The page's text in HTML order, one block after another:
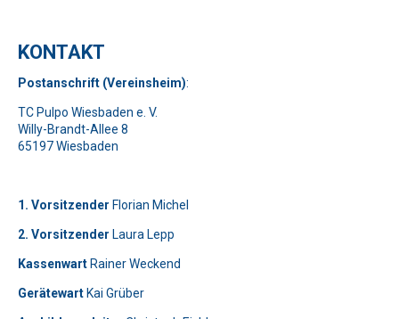
KONTAKT
Postanschrift (Vereinsheim):
TC Pulpo Wiesbaden e. V.
Willy-Brandt-Allee 8
65197 Wiesbaden
1. Vorsitzender Florian Michel
2. Vorsitzender Laura Lepp
Kassenwart Rainer Weckend
Gerätewart Kai Grüber